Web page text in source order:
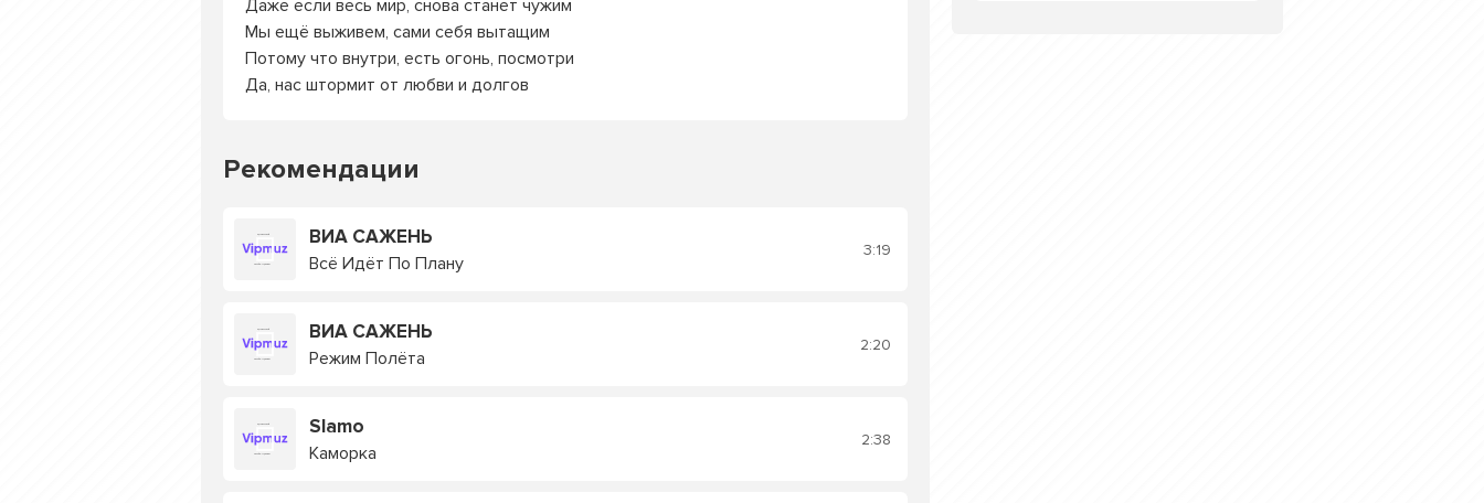
Даже если весь мир, снова станет чужим
Мы ещё выживем, сами себя вытащим
Потому что внутри, есть огонь, посмотри
Да, нас штормит от любви и долгов
Рекомендации
ВИА САЖЕНЬ
Всё Идёт По Плану
3:19
ВИА САЖЕНЬ
Режим Полёта
2:20
Slamo
Каморка
2:38